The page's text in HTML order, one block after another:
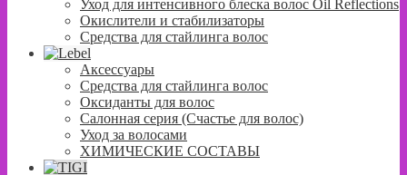
Уход для интенсивного блеска волос Oil Reflections
Окислители и стабилизаторы
Средства для стайлинга волос
Аксессуары
Средства для стайлинга волос
Оксиданты для волос
Салонная серия (Счастье для волос)
Уход за волосами
ХИМИЧЕСКИЕ СОСТАВЫ